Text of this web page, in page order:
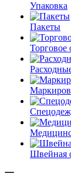
Упаковка
Пакеты
Торговое
Швейная